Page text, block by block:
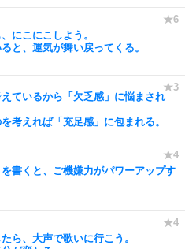
にこにこしよう。
と、運気が舞い戻ってくる。
ているから「欠乏感」に悩まされ
考えれば「充足感」に包まれる。
を書くと、ご機嫌力がパワーアップす
ら、大声で歌いに行こう。